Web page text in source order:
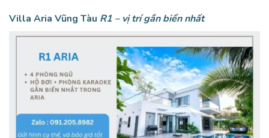
Villa Aria Vũng Tàu R1 –vị trí gần biển nhất